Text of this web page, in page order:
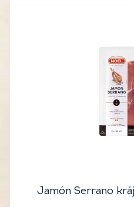
Jamón Serrano